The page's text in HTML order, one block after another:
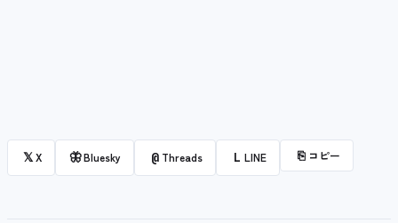
𝕏X 🦋Bluesky @ Threads L LINE ⎘ コピー